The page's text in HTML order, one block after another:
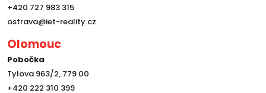
+420 727 983 315
ostrava@iet-reality.cz
Olomouc
Pobočka
Tylova 963/2, 779 00
+420 222 310 399